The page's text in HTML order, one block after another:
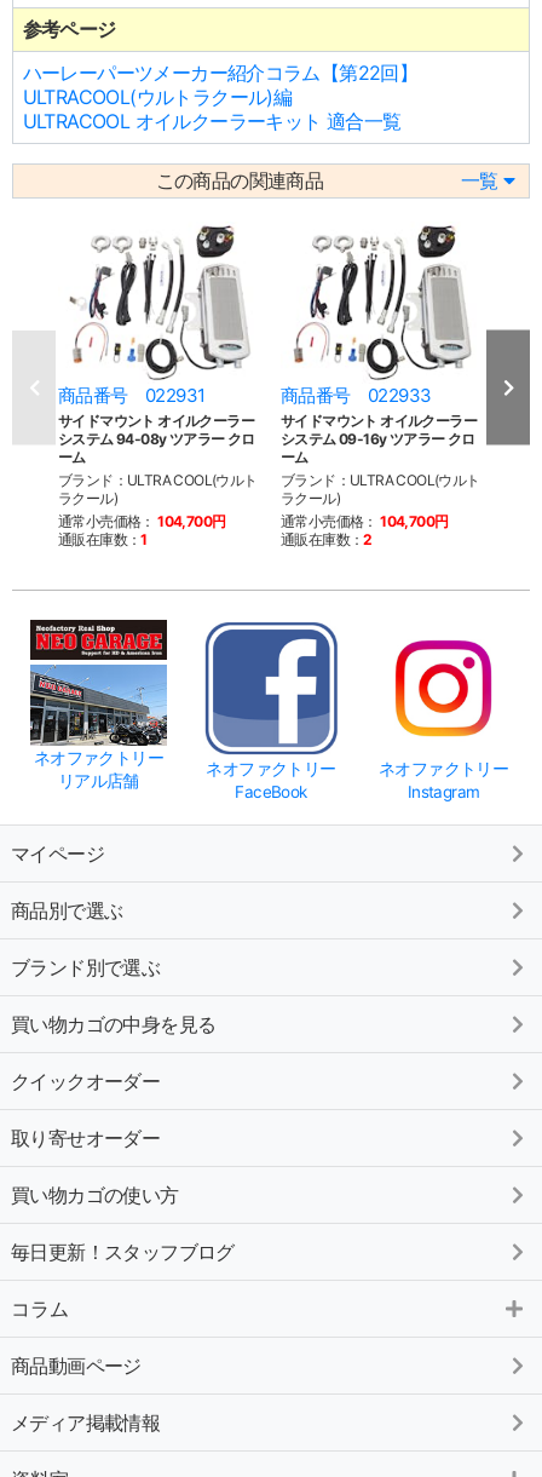
参考ページ
ハーレーパーツメーカー紹介コラム【第22回】
ULTRACOOL(ウルトラクール)編
ULTRACOOL オイルクーラーキット 適合一覧
この商品の関連商品 一覧
商品番号 022931
サイドマウント オイルクーラー
システム 94-08y ツアラー クロ
ーム
ブランド：ULTRA COOL(ウルト
ラクール)
通常小売価格： 104,700円
通販在庫数：1
商品番号 022933
サイドマウント オイルクーラー
システム 09-16y ツアラー クロ
ーム
ブランド：ULTRA COOL(ウルト
ラクール)
通常小売価格： 104,700円
通販在庫数：2
商
ネオファクトリー
リアル店舗
ネオファクトリー
FaceBook
ネオファクトリー
Instagram
マイページ
商品別で選ぶ
ブランド別で選ぶ
買い物カゴの中身を見る
クイックオーダー
取り寄せオーダー
買い物カゴの使い方
毎日更新！スタッフブログ
コラム
商品動画ページ
メディア掲載情報